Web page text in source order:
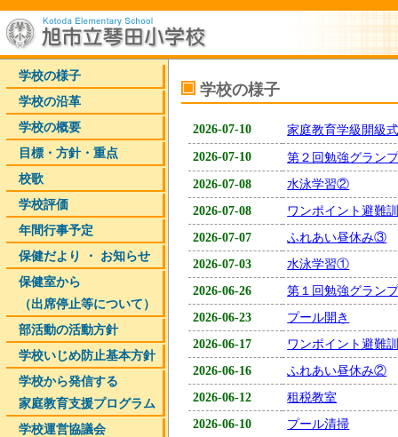
学校の様子
学校の沿革
学校の概要
目標・方針・重点
校歌
学校評価
年間行事予定
保健だより ・ お知らせ
保健室から
（出席停止等について）
部活動の活動方針
学校いじめ防止基本方針
学校から発信する
家庭教育支援プログラム
学校運営協議会
学校の様子
2026-07-10
家庭教育学級開級
2026-07-10
第２回勉強グラン
2026-07-08
水泳学習②
2026-07-08
ワンポイント避難
2026-07-07
ふれあい昼休み③
2026-07-03
水泳学習①
2026-06-26
第１回勉強グラン
2026-06-23
プール開き
2026-06-17
ワンポイント避難
2026-06-16
ふれあい昼休み②
2026-06-12
租税教室
2026-06-10
プール清掃